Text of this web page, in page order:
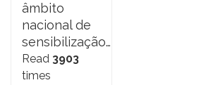
âmbito
nacional de
sensibilização…
Read 3903
times